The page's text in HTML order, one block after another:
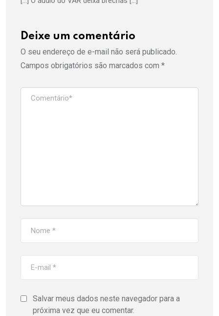
Deixe um comentário
O seu endereço de e-mail não será publicado.
Campos obrigatórios são marcados com *
Salvar meus dados neste navegador para a
próxima vez que eu comentar.